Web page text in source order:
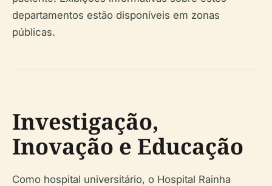
departamentos estão disponíveis em zonas
públicas.
Investigação,
Inovação e Educação
Como hospital universitário, o Hospital Rainha